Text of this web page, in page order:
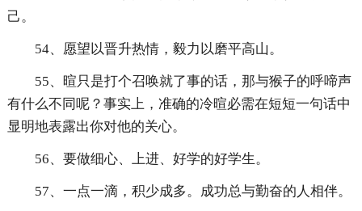
己。
54、愿望以晋升热情，毅力以磨平高山。
55、暄只是打个召唤就了事的话，那与猴子的呼啼声
有什么不同呢？事实上，准确的冷暄必需在短短一句话中
显明地表露出你对他的关心。
56、要做细心、上进、好学的好学生。
57、一点一滴，积少成多。成功总与勤奋的人相伴。